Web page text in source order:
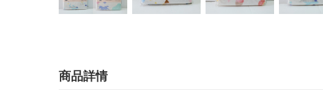
商品詳情